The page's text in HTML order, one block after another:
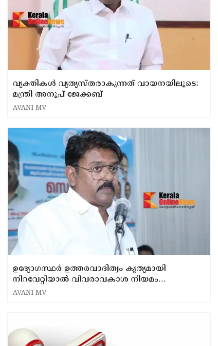
വ്യക്തികൾ വ്യത്യസ്തരാകുന്നത് വായനയിലൂടെ:
മന്ത്രി അനൂപ് ജേക്കബ്
AVANI MV
ഉദ്യോഗസ്ഥർ ഉത്തരവാദിത്വം കൃത്യമായി
നിറവേറ്റിയാൽ വിവരാവകാശ നിയമം
ആവശ്യമില്ല: ഗവ. ചീഫ് വിപ്പ് അപു ജോൺ
AVANI MV